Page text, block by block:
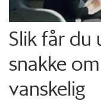
Slik får du
snakke
vanskelig